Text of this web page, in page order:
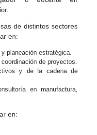
de distintos sectores
en:
planeación estratégica.
de proyectos.
y de la cadena de
en manufactura,
en: